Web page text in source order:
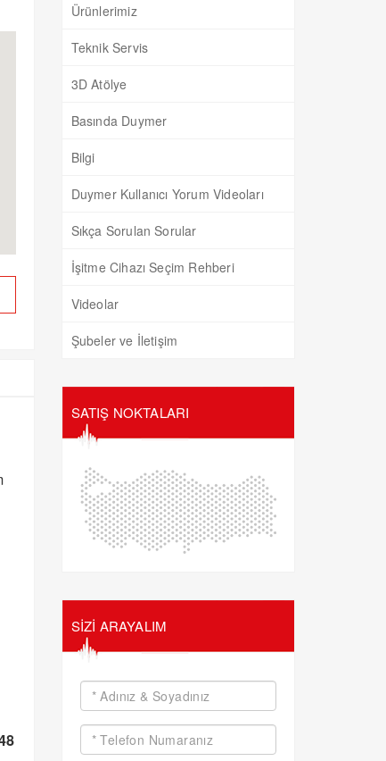
Ürünlerimiz
Teknik Servis
3D Atölye
Basında Duymer
Bilgi
Duymer Kullanıcı Yorum Videoları
Sıkça Sorulan Sorular
İşitme Cihazı Seçim Rehberi
Videolar
Şubeler ve İletişim
SATIŞ NOKTALARI
SİZİ ARAYALIM